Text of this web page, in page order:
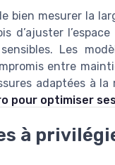
bien mesurer la
d’ajuster
Les
entre
adaptées à
pour optimiser
à